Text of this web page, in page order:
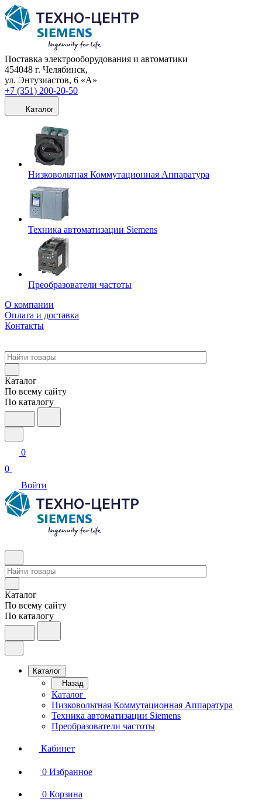
Поставка электрооборудования и автоматики
454048 г. Челябинск,
ул. Энтузиастов, 6 «А»
+7 (351) 200-20-50
Каталог
Низковольтная Коммутационная Аппаратура
Техника автоматизации Siemens
Преобразователи частоты
О компании
Оплата и доставка
Контакты
Каталог
По всему сайту
По каталогу
0
0
Войти
Каталог
По всему сайту
По каталогу
Каталог
Назад
Каталог
Низковольтная Коммутационная Аппаратура
Техника автоматизации Siemens
Преобразователи частоты
Кабинет
0 Избранное
0 Корзина